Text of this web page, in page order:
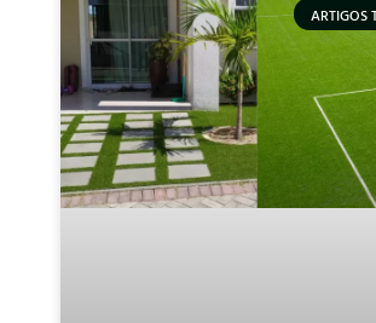
ARTIGOS